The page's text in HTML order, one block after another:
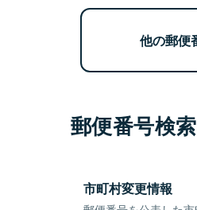
他の郵便
郵便番号検
市町村変更情報